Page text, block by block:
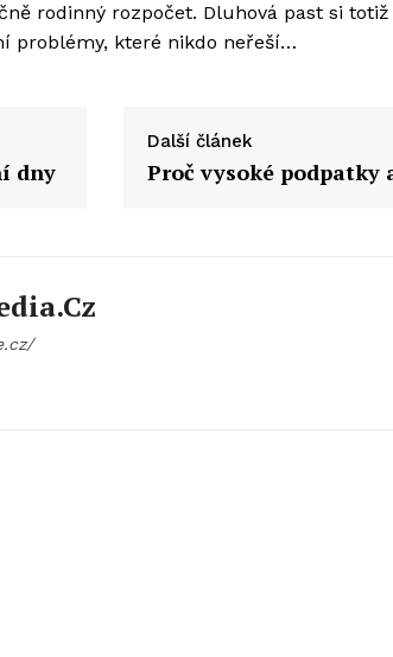
rodinný rozpočet. Dluhová past si
problémy, které nikdo neřeší…
dny
Další článek
Proč vysoké podpatky